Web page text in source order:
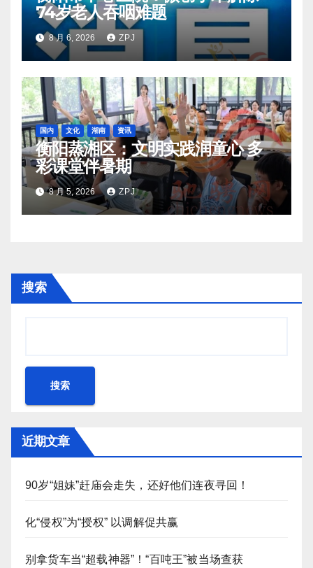
74岁老人吞咽难题
8 月 6, 2026 ZPJ
国内 文化 湖南 资讯
衡阳蒸湘区：文明实践润童心 多
彩课堂伴暑期
8 月 5, 2026 ZPJ
搜索
搜索
近期文章
90岁“姐妹”赶庙会走失，还好他们连夜寻回！
化“侵权”为“授权” 以调解促共赢
别拿货车当“超载神器”！“百吨王”被当场查获